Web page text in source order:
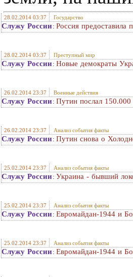
28.02.2014 03:37 Государство
Служу России: Россия
28.02.2014 03:37 Преступный мир
Служу России: Новые демократы
26.02.2014 23:37 Военные действия
Служу России: Путин послал 150.000
26.02.2014 23:37 Анализ события факты
Служу России: Путин снова о
25.02.2014 23:37 Анализ события факты
Служу России: Украина - бывший
25.02.2014 23:37 Анализ события факты
Служу России: Евромайдан-1944 и
25.02.2014 23:37 Анализ события факты
Служу России: Евромайдан-1944 и